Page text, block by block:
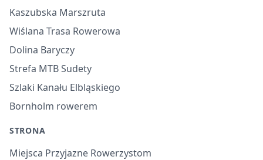
Kaszubska Marszruta
Wiślana Trasa Rowerowa
Dolina Baryczy
Strefa MTB Sudety
Szlaki Kanału Elbląskiego
Bornholm rowerem
STRONA
Miejsca Przyjazne Rowerzystom